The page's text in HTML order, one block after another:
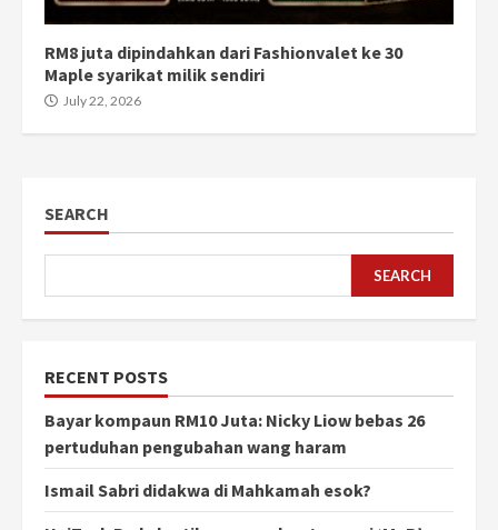
RM8 juta dipindahkan dari Fashionvalet ke 30
Maple syarikat milik sendiri
July 22, 2026
SEARCH
SEARCH
RECENT POSTS
Bayar kompaun RM10 Juta: Nicky Liow bebas 26
pertuduhan pengubahan wang haram
Ismail Sabri didakwa di Mahkamah esok?